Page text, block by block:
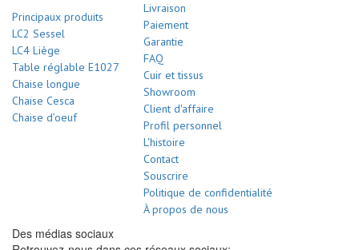
Principaux produits
LC2 Sessel
LC4 Liège
Table réglable E1027
Chaise longue
Chaise Cesca
Chaise d’oeuf
Livraison
Paiement
Garantie
FAQ
Cuir et tissus
Showroom
Client d'affaire
Profil personnel
L'histoire
Contact
Souscrire
Politique de confidentialité
À propos de nous
Des médias sociaux